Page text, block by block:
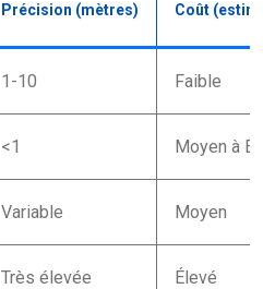
Précision (mètres) Coût
1-10 Faible
<1 Moyen à
Variable Moyen
Très élevée Élevé